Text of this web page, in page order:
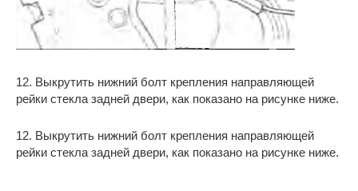
12. Выкрутить нижний болт крепления направляющей
рейки стекла задней двери, как показано на рисунке ниже.
12. Выкрутить нижний болт крепления направляющей
рейки стекла задней двери, как показано на рисунке ниже.